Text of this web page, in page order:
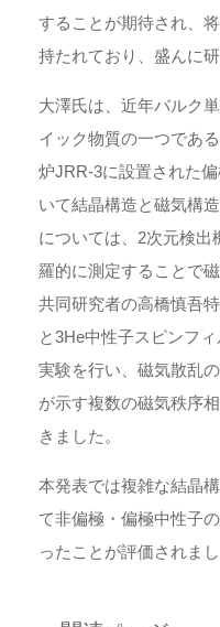
することが期待され、
持たれており、盛んに
大澤氏は、近年バルク
イック物質の一つであ
炉JRR-3に設置された
いて結晶構造と磁気構
については、2次元検出
羅的に測定することで
共同研究者の高橋慎吾
と3He中性子スピンフ
実験を行い、磁気散乱
が示す複数の磁気秩序
きました。
本発表では複雑な結晶
て非偏極・偏極中性子
ったことが評価されまし